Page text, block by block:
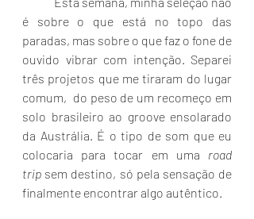
é sobre o que está no topo das
paradas, mas sobre o que faz o fone de
ouvido vibrar com intenção. Separei
três projetos que me tiraram do lugar
comum,  do peso de um recomeço em
solo brasileiro ao groove ensolarado
da Austrália. É o tipo de som que eu
colocaria para tocar em uma road
trip sem destino, só pela sensação de
finalmente encontrar algo autêntico.